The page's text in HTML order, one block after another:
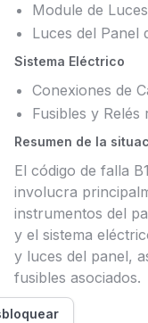
Module de
Luces del Panel
Sistema Eléctrico
Conexiones de
Fusibles y Relés
Resumen de la
El código de falla
involucra
instrumentos del
y el sistema
y luces del panel,
fusibles asociados.